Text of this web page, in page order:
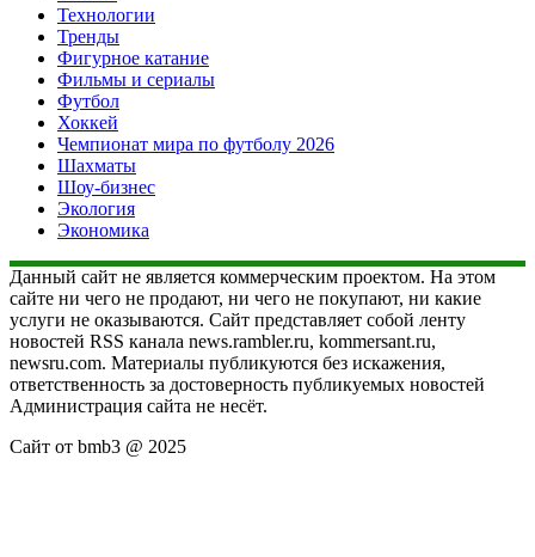
Технологии
Тренды
Фигурное катание
Фильмы и сериалы
Футбол
Хоккей
Чемпионат мира по футболу 2026
Шахматы
Шоу-бизнес
Экология
Экономика
Данный сайт не является коммерческим проектом. На этом
сайте ни чего не продают, ни чего не покупают, ни какие
услуги не оказываются. Сайт представляет собой ленту
новостей RSS канала news.rambler.ru, kommersant.ru,
newsru.com. Материалы публикуются без искажения,
ответственность за достоверность публикуемых новостей
Администрация сайта не несёт.
Сайт от bmb3 @ 2025